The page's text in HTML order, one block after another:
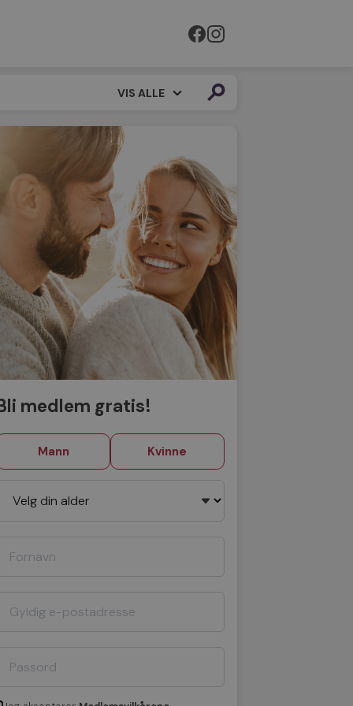
VIS ALLE
medlem gratis!
Mann Kvinne